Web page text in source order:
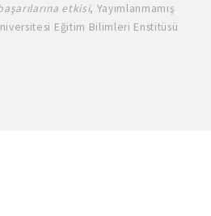
etkisi, Yayımlanmamış
Eğitim Bilimleri Enstitüsü